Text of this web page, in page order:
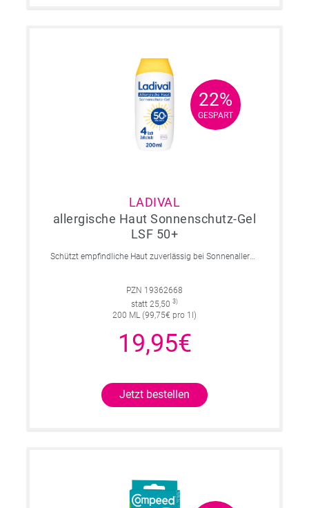
22%
GESPART
22%
GESPART
LADIVAL
allergische Haut Sonnenschutz-Gel
LSF 50+
Schützt empfindliche Haut zuverlässig bei Sonnenallergie und Mallorca-Akne. Mit 4-fach Zellschutz und einer leichten, nicht fettenden Gel-Formel.
PZN 19362668
statt 25,50 3)
200 ML (99,75€ pro 1l)
19,95€
Jetzt bestellen